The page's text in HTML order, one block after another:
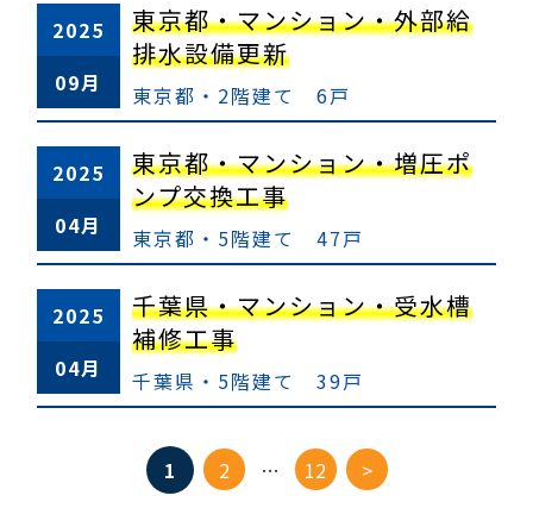
2025
09月
東京都・マンション・外部給
排水設備更新
東京都・2階建て 6戸
2025
04月
東京都・マンション・増圧ポ
ンプ交換工事
東京都・5階建て 47戸
2025
04月
千葉県・マンション・受水槽
補修工事
千葉県・5階建て 39戸
1 2 … 12 >